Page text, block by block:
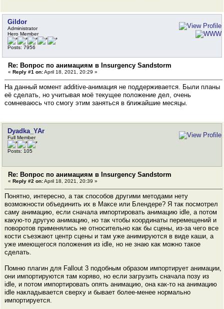
Gildor
Administrator
Hero Member
Posts: 7956
Re: Вопрос по анимациям в Insurgency Sandstorm
« Reply #1 on:April 18, 2021, 20:29 »
На данный момент additive-анимация не поддерживается. Были планы
её сделать, но учитывая моё текущее положение дел, очень
сомневаюсь что смогу этим заняться в ближайшие месяцы.
Dyadka_YAr
Full Member
Posts: 105
Re: Вопрос по анимациям в Insurgency Sandstorm
« Reply #2 on:April 18, 2021, 20:39 »
Понятно, интересно, а так способов другими методами нету
возможности объединить их в Максе или Блендере? Я так посмотрел
саму анимацию, если сначала импортировать анимацию idle, а потом
какую-то другую анимацию, но так чтобы координаты перемещений и
поворотов применялись не относительно как бы сцены, из-за чего все
кости съезжают центр сцены и там уже анимируются в виде каши, а
уже имеющегося положения из idle, но не знаю как можно такое
сделать.
Помню плагин для Fallout 3 подобным образом импортирует анимации,
они импортируются там коряво, но если загрузить сначала позу из
idle, и потом импортировать опять анимацию, она как-то на анимацию
idle накладывается сверху и бывает более-менее нормально
импортируется.